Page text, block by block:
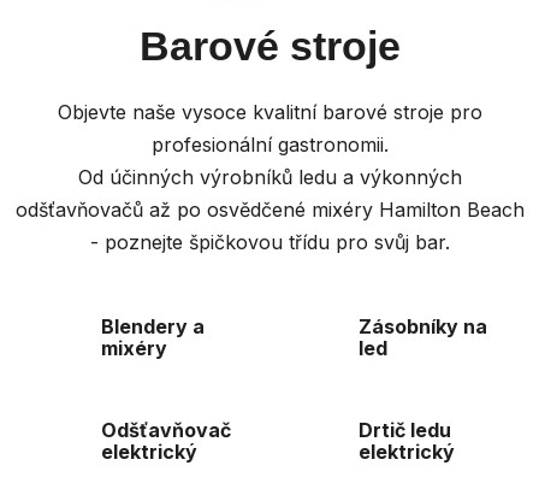
Barové stroje
Objevte naše vysoce kvalitní barové stroje pro
profesionální gastronomii.
Od účinných výrobníků ledu a výkonných
odšťavňovačů až po osvědčené mixéry Hamilton Beach
- poznejte špičkovou třídu pro svůj bar.
Blendery a
mixéry
Zásobníky na
led
Odšťavňovač
elektrický
Drtič ledu
elektrický